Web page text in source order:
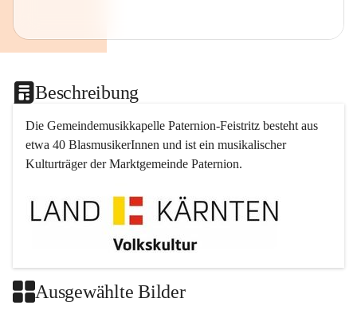
Beschreibung
Die Gemeindemusikkapelle Paternion-Feistritz besteht aus
etwa 40 BlasmusikerInnen und ist ein musikalischer
Kulturträger der Marktgemeinde Paternion.
Ausgewählte Bilder